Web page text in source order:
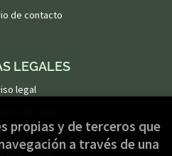
de contacto
LEGALES
legal
privacidad
propias y de terceros que
a través de una